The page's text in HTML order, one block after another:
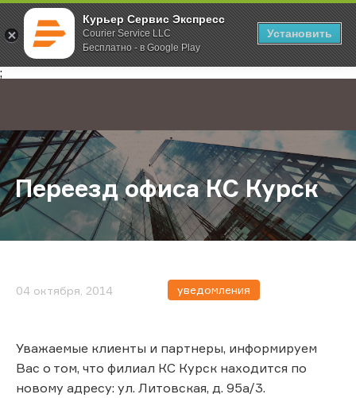
Курьер Сервис Экспресс
Courier Service LLC
Бесплатно - в Google Play
Установить
;
Главная О компании Новости Переезд офиса КС Курск
Переезд офиса КС Курск
04 октября, 2014 уведомления
Уважаемые клиенты и партнеры, информируем
Вас о том, что филиал КС Курск находится по
новому адресу: ул. Литовская, д. 95а/3.